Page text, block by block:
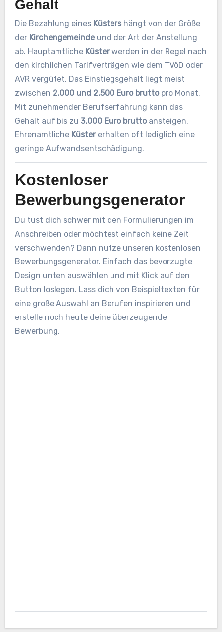
Gehalt
Die Bezahlung eines Küstershängt von der Größe
der Kirchengemeindeund der Art der Anstellung
ab. Hauptamtliche Küsterwerden in der Regel nach
den kirchlichen Tarifverträgen wie dem TVöD oder
AVR vergütet. Das Einstiegsgehalt liegt meist
zwischen 2.000 und 2.500 Euro bruttopro Monat.
Mit zunehmender Berufserfahrung kann das
Gehalt auf bis zu 3.000 Euro bruttoansteigen.
Ehrenamtliche Küstererhalten oft lediglich eine
geringe Aufwandsentschädigung.
Kostenloser
Bewerbungsgenerator
Du tust dich schwer mit den Formulierungen im
Anschreiben oder möchtest einfach keine Zeit
verschwenden? Dann nutze unseren kostenlosen
Bewerbungsgenerator. Einfach das bevorzugte
Design unten auswählen und mit Klick auf den
Button loslegen. Lass dich von Beispieltexten für
eine große Auswahl an Berufen inspirieren und
erstelle noch heute deine überzeugende
Bewerbung.